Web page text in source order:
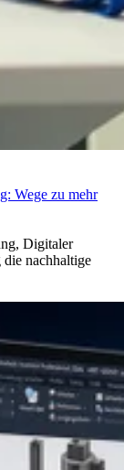
Wege zu mehr
Digitaler
nachhaltige